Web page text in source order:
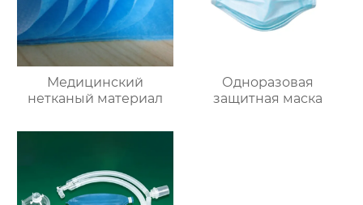
Медицинский
нетканый материал
Одноразовая
защитная маска